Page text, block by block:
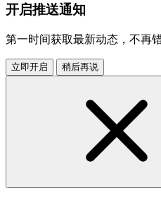
开启推送通知
第一时间获取最新动态，不再
立即开启 稍后再说